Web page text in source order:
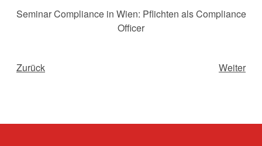
Seminar Compliance in Wien: Pflichten als Compliance
Officer
Zurück Weiter